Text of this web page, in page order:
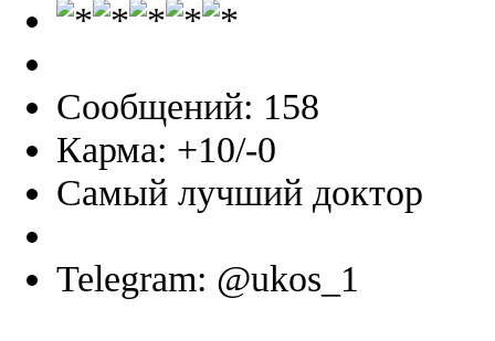
Сообщений: 158
Карма: +10/-0
Самый лучший доктор
Telegram: @ukos_1